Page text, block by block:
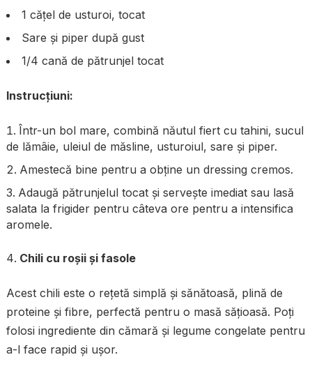
1 cățel de usturoi, tocat
Sare și piper după gust
1/4 cană de pătrunjel tocat
Instrucțiuni:
Într-un bol mare, combină năutul fiert cu tahini, sucul
de lămâie, uleiul de măsline, usturoiul, sare și piper.
Amestecă bine pentru a obține un dressing cremos.
Adaugă pătrunjelul tocat și servește imediat sau lasă
salata la frigider pentru câteva ore pentru a intensifica
aromele.
Chili cu roșii și fasole
Acest chili este o rețetă simplă și sănătoasă, plină de
proteine și fibre, perfectă pentru o masă sățioasă. Poți
folosi ingrediente din cămară și legume congelate pentru
a-l face rapid și ușor.